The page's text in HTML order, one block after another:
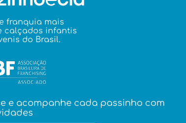
franquia mais
calçados infantis
do Brasil.
e acompanhe cada passinho com